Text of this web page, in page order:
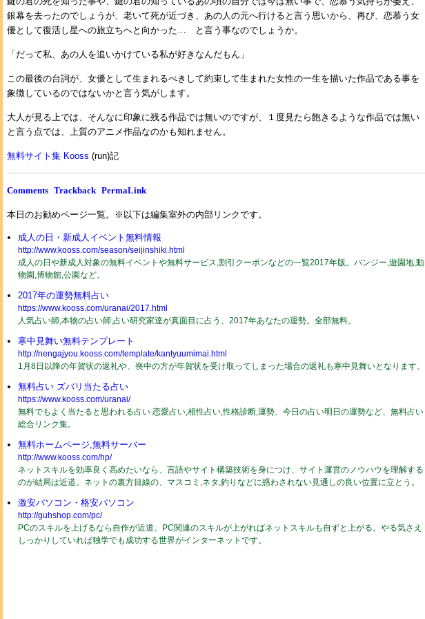
銀幕を去ったのでしょうが、老いて死が近づき、あの人の元へ行けると言う思いから、再び、恋慕う女
優として復活し星への旅立ちへと向かった… と言う事なのでしょうか。
「だって私、あの人を追いかけている私が好きなんだもん」
この最後の台詞が、女優として生まれるべきして約束して生まれた女性の一生を描いた作品である事を
象徴しているのではないかと言う気がします。
大人が見る上では、そんなに印象に残る作品では無いのですが、１度見たら飽きるような作品では無い
と言う点では、上質のアニメ作品なのかも知れません。
無料サイト集 Kooss (run)記
Comments Trackback PermaLink
本日のお勧めページ一覧。※以下は編集室外の内部リンクです。
成人の日・新成人イベント無料情報
http://www.kooss.com/season/seijinshiki.html
成人の日や新成人対象の無料イベントや無料サービス,割引クーポンなどの一覧2017年版。バンジー,遊園地,動
物園,博物館,公園など。
2017年の運勢無料占い
https://www.kooss.com/uranai/2017.html
人気占い師,本物の占い師,占い研究家達が真面目に占う、2017年あなたの運勢。全部無料。
寒中見舞い無料テンプレート
http://nengajyou.kooss.com/template/kantyuumimai.html
1月8日以降の年賀状の返礼や、喪中の方が年賀状を受け取ってしまった場合の返礼も寒中見舞いとなります。
無料占い ズバリ当たる占い
https://www.kooss.com/uranai/
無料でもよく当たると思われる占い 恋愛占い,相性占い,性格診断,運勢、今日の占い明日の運勢など、無料占い
総合リンク集。
無料ホームページ,無料サーバー
http://www.kooss.com/hp/
ネットスキルを効率良く高めたいなら、言語やサイト構築技術を身につけ、サイト運営のノウハウを理解する
のが結局は近道。ネットの裏方目線の、マスコミ,ネタ,釣りなどに惑わされない見通しの良い位置に立とう。
激安パソコン・格安パソコン
http://guhshop.com/pc/
PCのスキルを上げるなら自作が近道。PC関連のスキルが上がればネットスキルも自ずと上がる。やる気さえ
しっかりしていれば独学でも成功する世界がインターネットです。